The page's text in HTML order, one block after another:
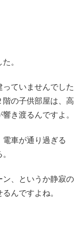
。
ていませんでした
の子供部屋は、高
き渡るんですよ。
車が通り過ぎる
ン、というか静寂の
んですよね。